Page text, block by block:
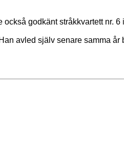
också godkänt stråkkvartett nr.
avled själv senare samma år